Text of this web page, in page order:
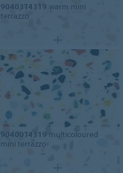
90403T4319 warm mini
terrazzo
90400T4319 multicoloured
mini terrazzo